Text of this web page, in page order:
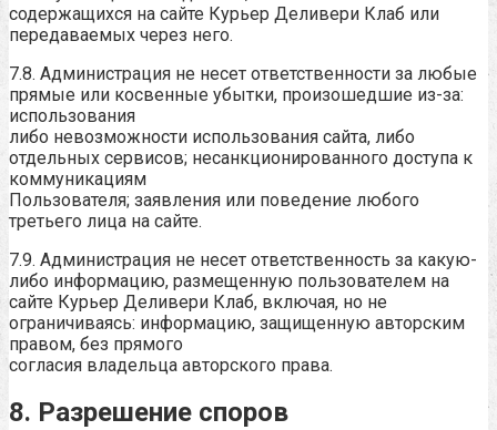
содержащихся на сайте Курьер Деливери Клаб или
передаваемых через него.
7.8. Администрация не несет ответственности за любые
прямые или косвенные убытки, произошедшие из-за:
использования
либо невозможности использования сайта, либо
отдельных сервисов; несанкционированного доступа к
коммуникациям
Пользователя; заявления или поведение любого
третьего лица на сайте.
7.9. Администрация не несет ответственность за какую-
либо информацию, размещенную пользователем на
сайте Курьер Деливери Клаб, включая, но не
ограничиваясь: информацию, защищенную авторским
правом, без прямого
согласия владельца авторского права.
8. Разрешение споров